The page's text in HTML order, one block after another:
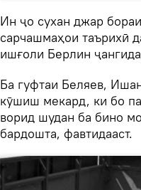
Ин ҷо сухан джар
сарчашмаҳои таърихӣ
ишғоли Берлин
Ба гуфтаи Беляев,
кӯшиш мекард, ки бо
ворид шудан ба бино
бардошта, фавтидааст.